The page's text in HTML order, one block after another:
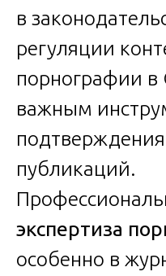
в
регуляции
порнографии в
важным
публикаций.
экспертиза
особенно в